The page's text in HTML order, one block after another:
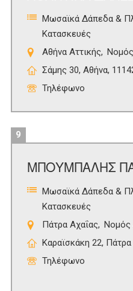
Μωσαϊκά Δάπεδα &
Κατασκευές
Αθήνα Αττικής
Σάμης 30, Αθήνα,
Τηλέφωνο
9
ΜΠΟΥΜΠΑΛΗΣ
Μωσαϊκά Δάπεδα &
Κατασκευές
Πάτρα Αχαΐας
Νομός
Καραϊσκάκη 22,
Τηλέφωνο